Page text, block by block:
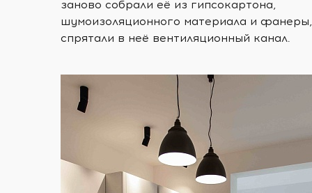
заново собрали её из гипсокартона,
шумоизоляционного материала и
спрятали в неё вентиляционный канал.